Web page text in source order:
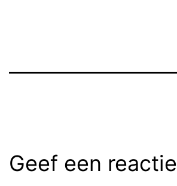
Geef een reactie